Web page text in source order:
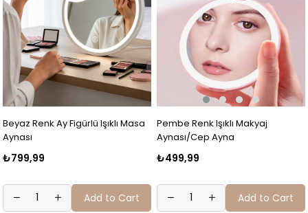
Beyaz Renk Ay Figürlü Işıklı Masa
Aynası
₺799,99
Add to Cart
Pembe Renk Işıklı Makyaj
Aynası/Cep Ayna
₺499,99
Add to Cart